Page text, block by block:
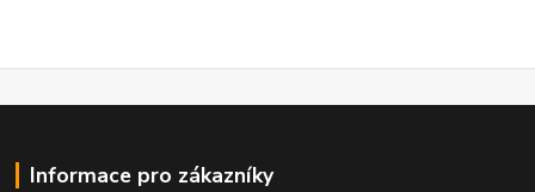
Informace pro zákazníky